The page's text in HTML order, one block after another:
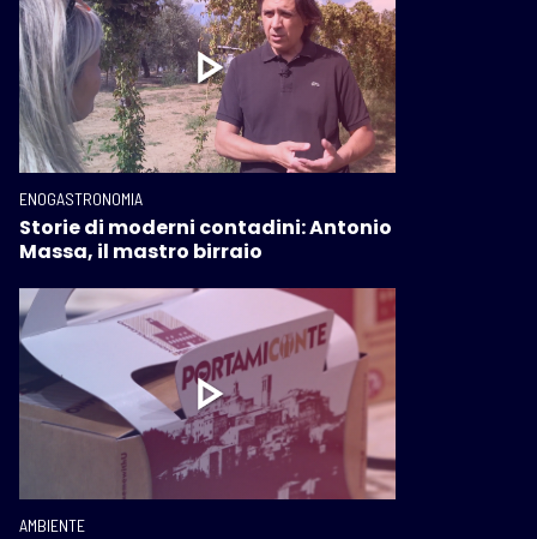
ENOGASTRONOMIA
Storie di moderni contadini: Antonio
Massa, il mastro birraio
AMBIENTE